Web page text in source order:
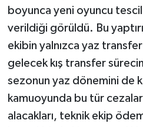
boyunca yeni oyuncu
verildiği görüldü. Bu
ekibin yalnızca yaz
gelecek kış transfer
sezonun yaz dönemini de
kamuoyunda bu tür
alacakları, teknik ekip